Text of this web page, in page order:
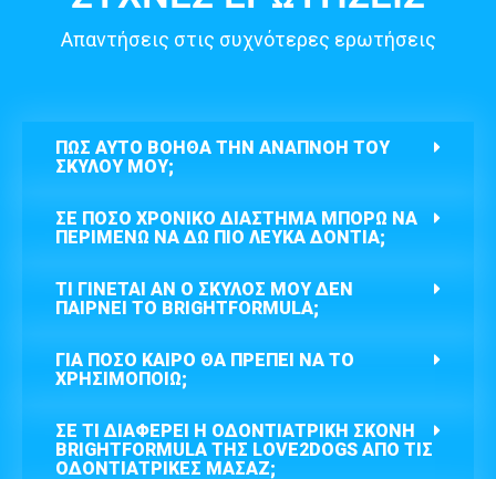
Απαντήσεις στις συχνότερες ερωτήσεις
ΠΏΣ ΑΥΤΌ ΒΟΗΘΆ ΤΗΝ ΑΝΑΠΝΟΉ ΤΟΥ
ΣΚΎΛΟΥ ΜΟΥ;
ΣΕ ΠΌΣΟ ΧΡΟΝΙΚΌ ΔΙΆΣΤΗΜΑ ΜΠΟΡΏ ΝΑ
ΠΕΡΙΜΈΝΩ ΝΑ ΔΩ ΠΙΟ ΛΕΥΚΆ ΔΌΝΤΙΑ;
ΤΙ ΓΊΝΕΤΑΙ ΑΝ Ο ΣΚΎΛΟΣ ΜΟΥ ΔΕΝ
ΠΑΊΡΝΕΙ ΤΟ BRIGHTFORMULA;
ΓΙΑ ΠΌΣΟ ΚΑΙΡΌ ΘΑ ΠΡΈΠΕΙ ΝΑ ΤΟ
ΧΡΗΣΙΜΟΠΟΙΏ;
ΣΕ ΤΙ ΔΙΑΦΈΡΕΙ Η ΟΔΟΝΤΙΑΤΡΙΚΉ ΣΚΌΝΗ
BRIGHTFORMULA ΤΗΣ LOVE2DOGS ΑΠΌ ΤΙΣ
ΟΔΟΝΤΙΑΤΡΙΚΈΣ ΜΑΣΆΖ;